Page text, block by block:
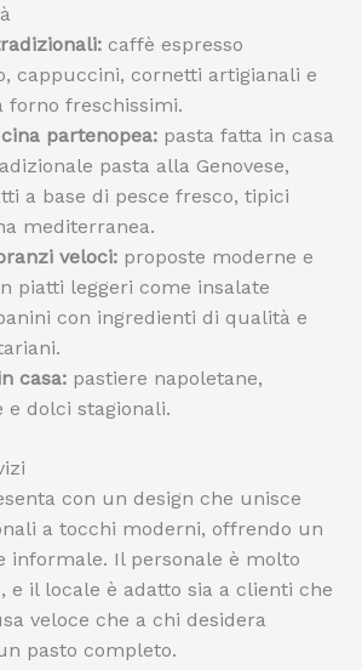
caffè espresso
cappuccini, cornetti artigianali e
forno freschissimi.
partenopea: pasta fatta in casa
pasta alla Genovese,
a base di pesce fresco, tipici
mediterranea.
veloci: proposte moderne e
piatti leggeri come insalate
con ingredienti di qualità e
casa: pastiere napoletane,
e dolci stagionali.
con un design che unisce
a tocchi moderni, offrendo un
informale. Il personale è molto
e il locale è adatto sia a clienti che
veloce che a chi desidera
pasto completo.